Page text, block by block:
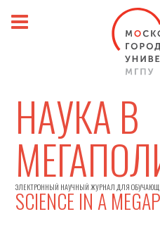
НАУКА В
ЭЛЕКТРОННЫЙ НАУЧНЫЙ ЖУРНАЛ ДЛЯ
SCIENCE IN A